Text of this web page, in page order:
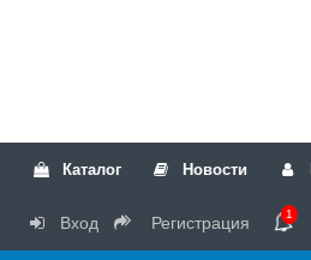
Каталог Новости
Вход Регистрация 1